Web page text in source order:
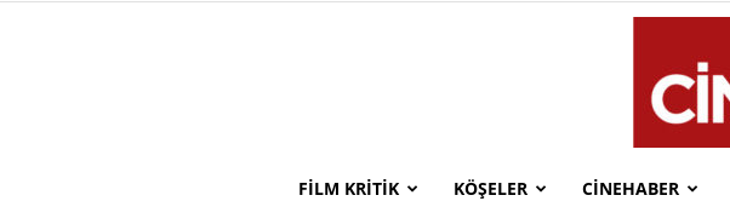
FILM KRITIK KÖŞELER CINEHABER